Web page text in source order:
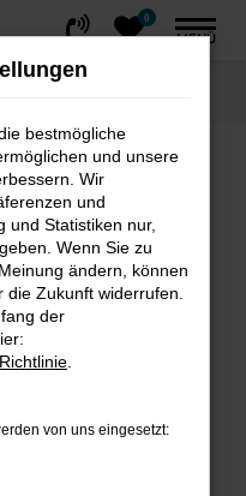
0
MENÜ
dir helfen können:
und deine
zum Beispiel
Seiten
bestmögliche
und unsere
Wir
und
und Statistiken nur,
Wenn Sie zu
ändern, können
Zukunft widerrufen.
der
von uns eingesetzt: